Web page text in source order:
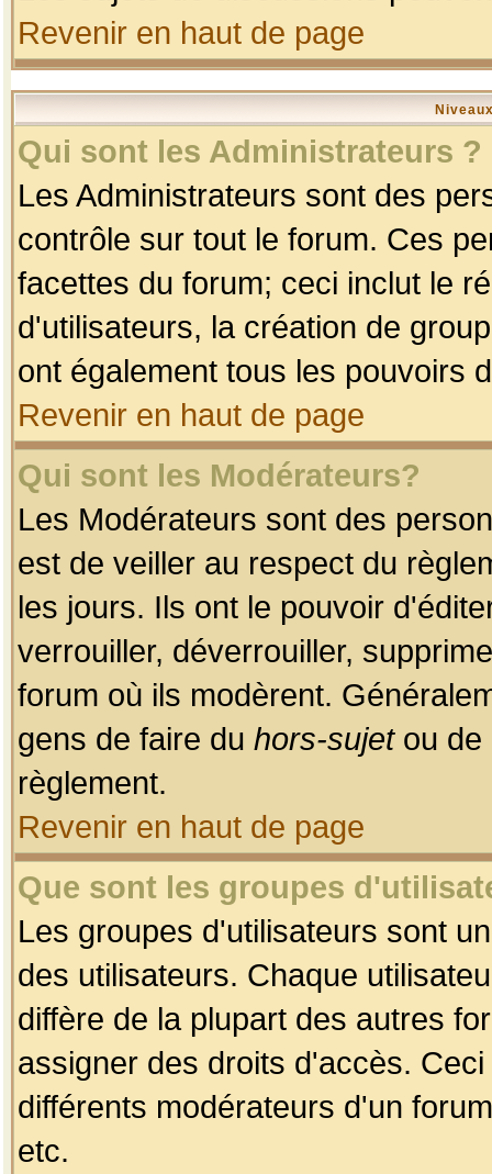
Revenir en haut de page
Qui sont les Administrateurs ?
Les Administrateurs sont des
contrôle sur tout le forum. Ces
facettes du forum; ceci inclut le
d'utilisateurs, la création de
ont également tous les pouvoirs
Revenir en haut de page
Qui sont les Modérateurs?
Les Modérateurs sont des
est de veiller au respect du
les jours. Ils ont le pouvoir
verrouiller, déverrouiller,
forum où ils modèrent.
gens de faire du hors-sujetou de
règlement.
Revenir en haut de page
Que sont les groupes
Les groupes d'utilisateurs sont
des utilisateurs. Chaque
diffère de la plupart des autres
assigner des droits d'accès.
différents modérateurs d'un
etc.